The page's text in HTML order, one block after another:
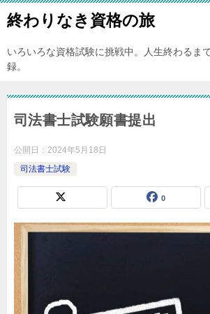
終わりなき資格の旅
いろいろな資格試験に挑戦中。人生終わるま
録。
司法書士試験願書提出
公開日： 2024年5月18日
司法書士試験
0